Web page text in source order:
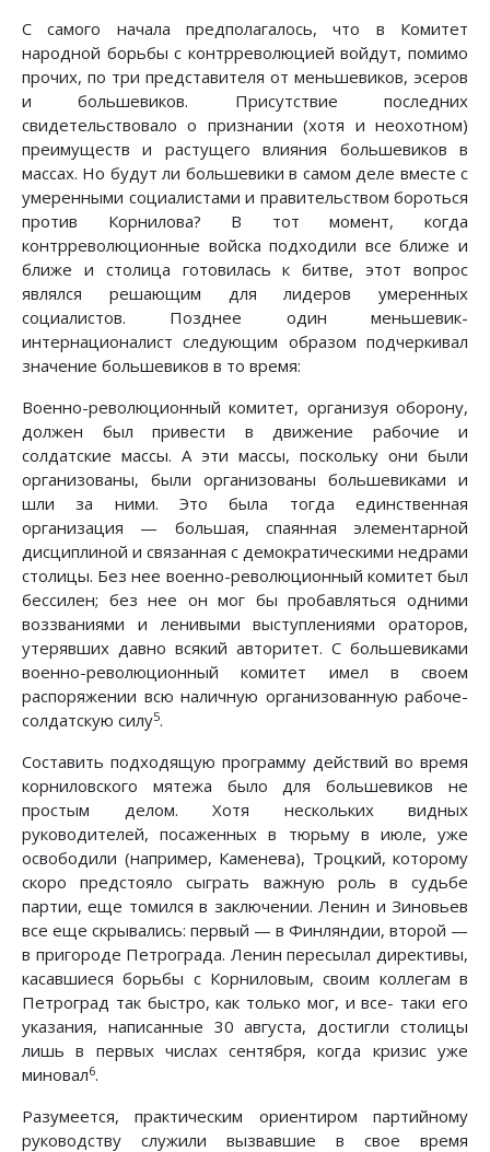
С самого начала предполагалось, что в Комитет
народной борьбы с контрреволюцией войдут, помимо
прочих, по три представителя от меньшевиков, эсеров
и большевиков. Присутствие последних
свидетельствовало о признании (хотя и неохотном)
преимуществ и растущего влияния большевиков в
массах. Но будут ли большевики в самом деле вместе с
умеренными социалистами и правительством бороться
против Корнилова? В тот момент, когда
контрреволюционные войска подходили все ближе и
ближе и столица готовилась к битве, этот вопрос
являлся решающим для лидеров умеренных
социалистов. Позднее один меньшевик-
интернационалист следующим образом подчеркивал
значение большевиков в то время:
Военно-революционный комитет, организуя оборону,
должен был привести в движение рабочие и
солдатские массы. А эти массы, поскольку они были
организованы, были организованы большевиками и
шли за ними. Это была тогда единственная
организация — большая, спаянная элементарной
дисциплиной и связанная с демократическими недрами
столицы. Без нее военно-революционный комитет был
бессилен; без нее он мог бы пробавляться одними
воззваниями и ленивыми выступлениями ораторов,
утерявших давно всякий авторитет. С большевиками
военно-революционный комитет имел в своем
распоряжении всю наличную организованную рабоче-
солдатскую силу5.
Составить подходящую программу действий во время
корниловского мятежа было для большевиков не
простым делом. Хотя нескольких видных
руководителей, посаженных в тюрьму в июле, уже
освободили (например, Каменева), Троцкий, которому
скоро предстояло сыграть важную роль в судьбе
партии, еще томился в заключении. Ленин и Зиновьев
все еще скрывались: первый — в Финляндии, второй —
в пригороде Петрограда. Ленин пересылал директивы,
касавшиеся борьбы с Корниловым, своим коллегам в
Петроград так быстро, как только мог, и все- таки его
указания, написанные 30 августа, достигли столицы
лишь в первых числах сентября, когда кризис уже
миновал6.
Разумеется, практическим ориентиром партийному
руководству служили вызвавшие в свое время